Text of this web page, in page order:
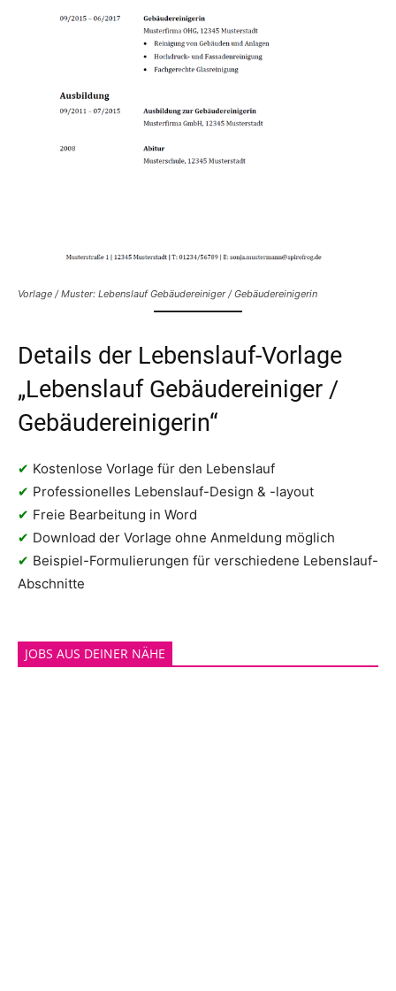
Vorlage / Muster: Lebenslauf Gebäudereiniger / Gebäudereinigerin
Details der Lebenslauf-Vorlage
„Lebenslauf Gebäudereiniger /
Gebäudereinigerin“
✔ Kostenlose Vorlage für den Lebenslauf
✔ Professionelles Lebenslauf-Design & -layout
✔ Freie Bearbeitung in Word
✔ Download der Vorlage ohne Anmeldung möglich
✔ Beispiel-Formulierungen für verschiedene Lebenslauf-
Abschnitte
JOBS AUS DEINER NÄHE